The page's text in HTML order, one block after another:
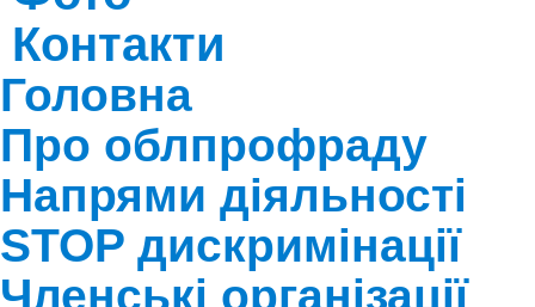
Контакти
Головна
Про облпрофраду
Напрями діяльності
STOP дискримінації
Членські організації